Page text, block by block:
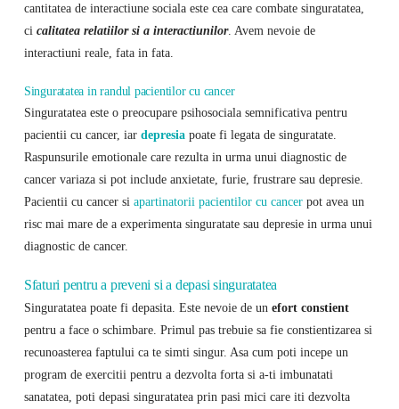
cantitatea de interactiune sociala este cea care combate singuratatea,
cicalitatea relatiilor si a interactiunilor. Avem nevoie de
interactiuni reale, fata in fata.
Singuratatea in randul pacientilor cu cancer
Singuratatea este o preocupare psihosociala semnificativa pentru
pacientii cu cancer, iar depresiapoate fi legata de singuratate.
Raspunsurile emotionale care rezulta in urma unui diagnostic de
cancer variaza si pot include anxietate, furie, frustrare sau depresie.
Pacientii cu cancer si apartinatorii pacientilor cu cancerpot avea un
risc mai mare de a experimenta singuratate sau depresie in urma unui
diagnostic de cancer.
Sfaturi pentru a preveni si a depasi singuratatea
Singuratatea poate fi depasita. Este nevoie de un efort constient
pentru a face o schimbare. Primul pas trebuie sa fie constientizarea si
recunoasterea faptului ca te simti singur. Asa cum poti incepe un
program de exercitii pentru a dezvolta forta si a-ti imbunatati
sanatatea, poti depasi singuratatea prin pasi mici care iti dezvolta